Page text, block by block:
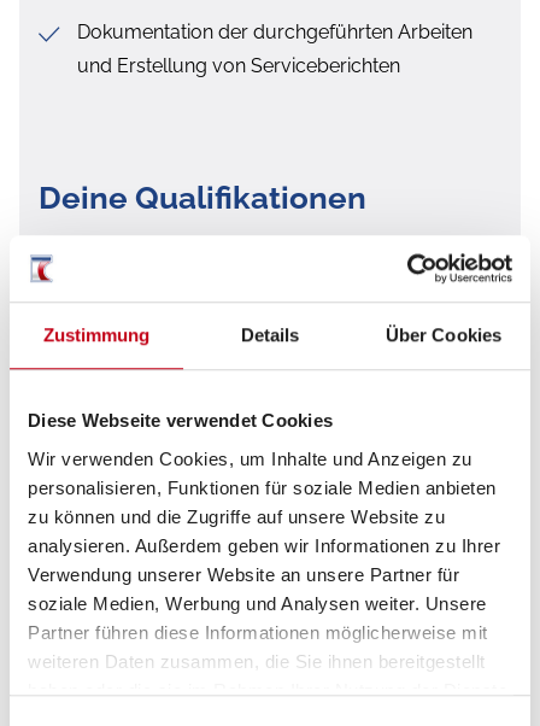
Zustimmung Details Über Cookies
Diese Webseite verwendet Cookies
Wir verwenden Cookies, um Inhalte und Anzeigen zu
personalisieren, Funktionen für soziale Medien anbieten
zu können und die Zugriffe auf unsere Website zu
analysieren. Außerdem geben wir Informationen zu Ihrer
Verwendung unserer Website an unsere Partner für
soziale Medien, Werbung und Analysen weiter. Unsere
Partner führen diese Informationen möglicherweise mit
weiteren Daten zusammen, die Sie ihnen bereitgestellt
haben oder die sie im Rahmen Ihrer Nutzung der Dienste
Dokumentation der durchgeführten Arbeiten
und Erstellung von Serviceberichten
Deine Qualifikationen
Bereich oder vergleichbare Qualifikation
Erfahrung in der Wartung und Reparatur von
diagnostizieren und Lösungen zu finden
Teamfähigkeit und Kommunikationsstärke
Flexibilität und Bereitschaft, neue Aufgaben zu
übernehmen